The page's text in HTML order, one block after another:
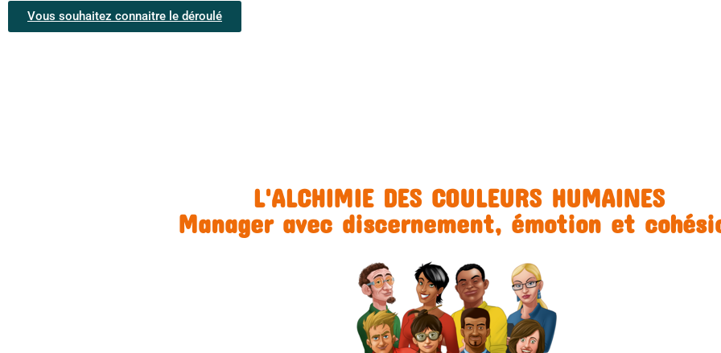
Vous souhaitez connaitre le déroulé
L'ALCHIMIE DES COULEURS HUMAINES
Manager avec discernement, émotion et